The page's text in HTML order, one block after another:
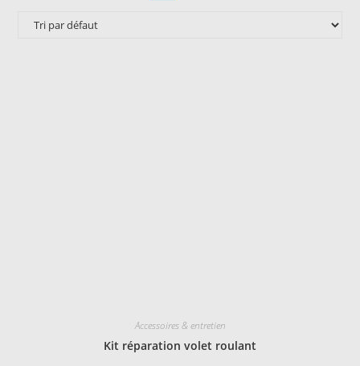
Accessoires & entretien
Kit réparation volet roulant